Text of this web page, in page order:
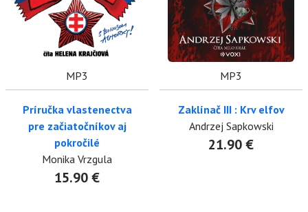
MP3
Príručka vlastenectva
pre začiatočníkov aj
pokročilé
Monika Vrzgula
15.90 €
MP3
Zaklínač III : Krv elfov
Andrzej Sapkowski
21.90 €